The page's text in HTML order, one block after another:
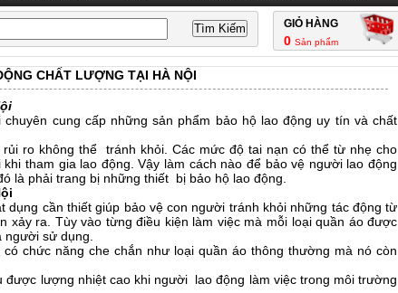
GIỎ HÀNG
0 Sản phẩm
CHẤT LƯỢNG TẠI HÀ NỘI
cung cấp những sản phẩm bảo hộ lao động uy tín và chất
ro không thể tránh khỏi. Các mức độ tai nạn có thể từ nhẹ cho
tham gia lao động. Vậy làm cách nào để bảo vệ người lao động
là phải trang bị những thiết bị bảo hộ lao động.
cần thiết giúp bảo vệ con người tránh khỏi những tác động từ
xảy ra. Tùy vào từng điều kiện làm việc mà mỗi loại quần áo được
người sử dụng.
chức năng che chắn như loại quần áo thông thường mà nó còn
được lượng nhiệt cao khi người lao động làm việc trong môi trường